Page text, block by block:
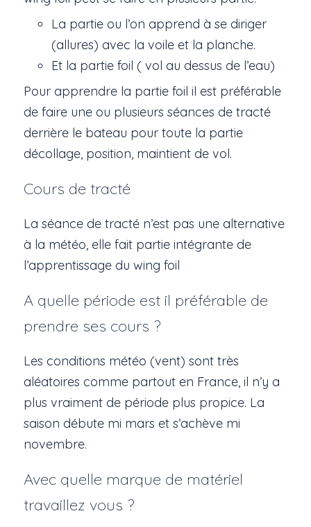
La partie ou l’on apprend à se diriger
(allures) avec la voile et la planche.
Et la partie foil ( vol au dessus de l’eau)
Pour apprendre la partie foil il est préférable
de faire une ou plusieurs séances de tracté
derrière le bateau pour toute la partie
décollage, position, maintient de vol.
Cours de tracté
La séance de tracté n’est pas une alternative
à la météo, elle fait partie intégrante de
l’apprentissage du wing foil
A quelle période est il préférable de
prendre ses cours ?
Les conditions météo (vent) sont très
aléatoires comme partout en France, il n’y a
plus vraiment de période plus propice. La
saison débute mi mars et s’achève mi
novembre.
Avec quelle marque de matériel
travaillez vous ?